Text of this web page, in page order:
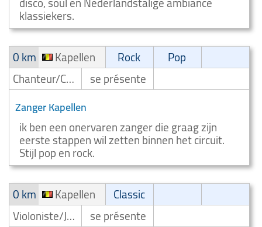
klassiekers.
0 km
Kapellen Rock
Pop
Chanteur/Chanteuse
se présente
Zanger Kapellen
ik ben een onervaren zanger die graag zijn
eerste stappen wil zetten binnen het circuit.
Stijl pop en rock.
0 km
Kapellen
Classic
Violoniste/Joueur de violon
se présente